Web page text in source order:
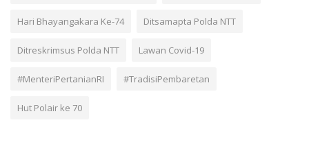
Hari Bhayangakara Ke-74 Ditsamapta Polda NTT
Ditreskrimsus Polda NTT Lawan Covid-19
#MenteriPertanianRI #TradisiPembaretan
Hut Polair ke 70